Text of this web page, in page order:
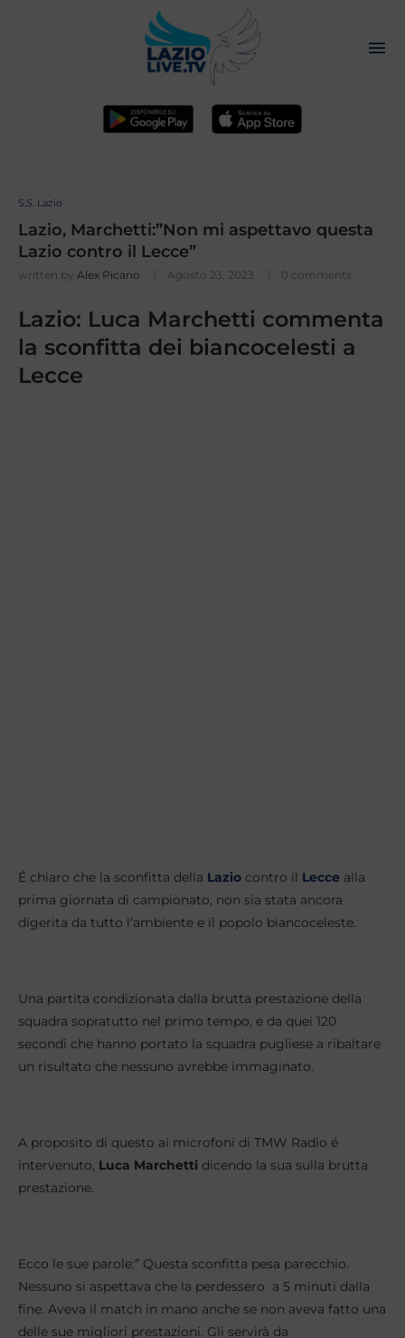
S.S. Lazio
Lazio, Marchetti:”Non mi aspettavo questa
Lazio contro il Lecce”
written by Alex Picano Agosto 23, 2023 0 comments
Lazio: Luca Marchetti commenta
la sconfitta dei biancocelesti a
Lecce
É chiaro che la sconfitta della Lazio contro il Lecce alla
prima giornata di campionato, non sia stata ancora
digerita da tutto l’ambiente e il popolo biancoceleste.
Una partita condizionata dalla brutta prestazione della
squadra sopratutto nel primo tempo, e da quei 120
secondi che hanno portato la squadra pugliese a ribaltare
un risultato che nessuno avrebbe immaginato.
A proposito di questo ai microfoni di TMW Radio é
intervenuto, Luca Marchetti dicendo la sua sulla brutta
prestazione.
Ecco le sue parole:” Questa sconfitta pesa parecchio.
Nessuno si aspettava che la perdessero a 5 minuti dalla
fine. Aveva il match in mano anche se non aveva fatto una
delle sue migliori prestazioni. Gli servirà da